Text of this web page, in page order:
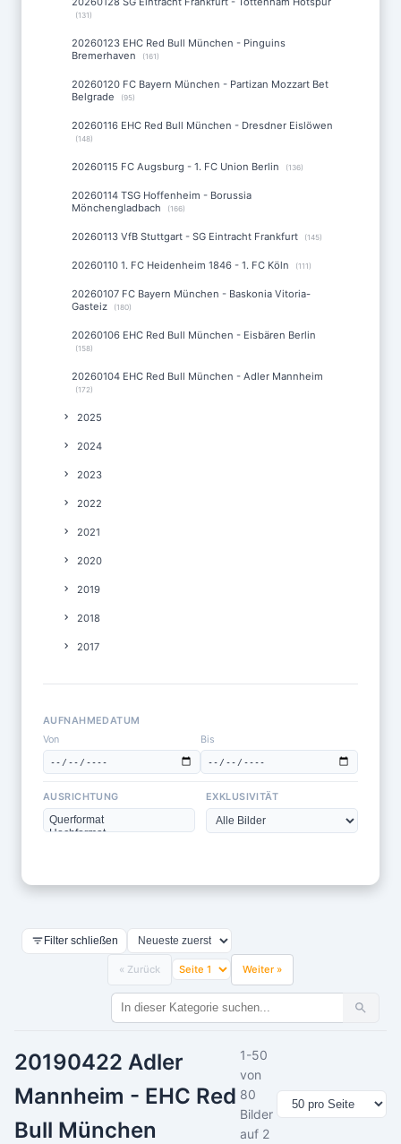
(131)
20260123 EHC Red Bull München - Pinguins
Bremerhaven
(161)
20260120 FC Bayern München - Partizan Mozzart Bet
Belgrade
(95)
20260116 EHC Red Bull München - Dresdner Eislöwen
(148)
20260115 FC Augsburg - 1. FC Union Berlin (136)
20260114 TSG Hoffenheim - Borussia
Mönchengladbach
(166)
20260113 VfB Stuttgart - SG Eintracht Frankfurt (145)
20260110 1. FC Heidenheim 1846 - 1. FC Köln (111)
20260107 FC Bayern München - Baskonia Vitoria-
Gasteiz
(180)
20260106 EHC Red Bull München - Eisbären Berlin
(158)
20260104 EHC Red Bull München - Adler Mannheim
(172)
2025
2024
2023
2022
2021
2020
2019
2018
2017
AUFNAHMEDATUM
Von
Bis
AUSRICHTUNG EXKLUSIVITÄT
Filter schließen
« Zurück Weiter »
20190422 Adler
Mannheim - EHC Red
Bull München
1-50
von
80
Bilder
auf 2